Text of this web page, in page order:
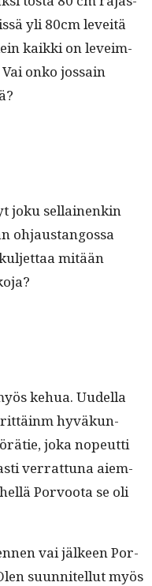
yli 80cm lev­eitä
kaik­ki on lev­eim­
onko jos­sain
joku sel­l­ainenkin
ohjaus­tan­gos­sa
mitään
kehua. Uudel­la
hyväkun­
joka nopeut­ti
ver­rat­tuna aiem­
Por­voo­ta se oli
vai jäl­keen Por­
suun­nitel­lut myös